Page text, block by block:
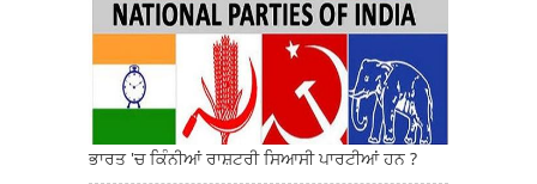
ਭਾਰਤ 'ਚ ਕਿੰਨੀਆਂ ਰਾਸ਼ਟਰੀ ਸਿਆਸੀ ਪਾਰਟੀਆਂ ਹਨ ?